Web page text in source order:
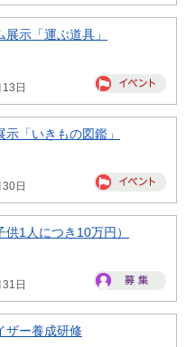
展示「運ぶ道具」
日
示「いきもの図鑑」
日
1人につき10万円）
日
ザー養成研修